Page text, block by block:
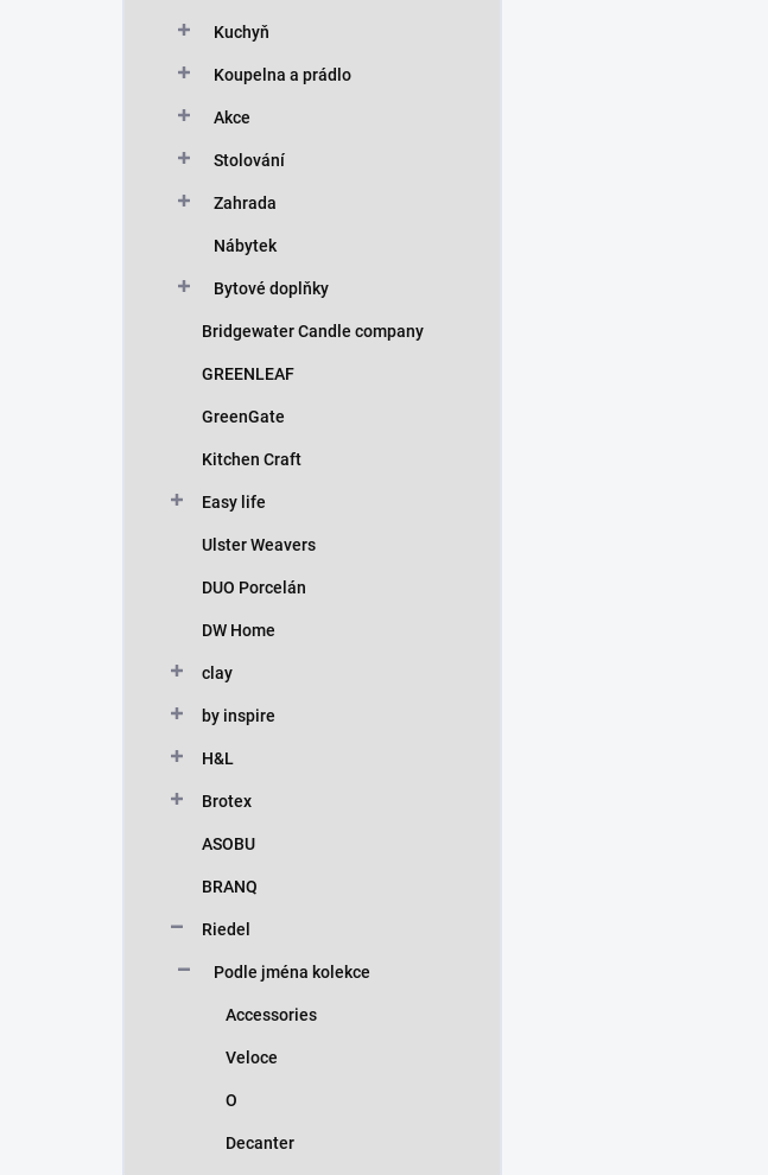
Kuchyň
Koupelna a prádlo
Akce
Stolování
Zahrada
Nábytek
Bytové doplňky
Bridgewater Candle company
GREENLEAF
GreenGate
Kitchen Craft
Easy life
Ulster Weavers
DUO Porcelán
DW Home
clay
by inspire
H&L
Brotex
ASOBU
BRANQ
Riedel
Podle jména kolekce
Accessories
Veloce
O
Decanter